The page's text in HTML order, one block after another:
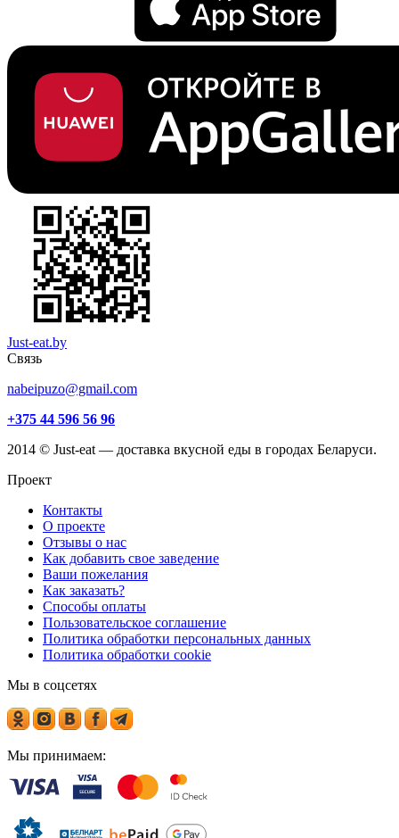
Just-eat.by
Связь
nabeipuzo@gmail.com
+375 44 596 56 96
2014 © Just-eat — доставка вкусной еды в городах Беларуси.
Проект
Контакты
О проекте
Отзывы о нас
Как добавить свое заведение
Ваши пожелания
Как заказать?
Способы оплаты
Пользовательское соглашение
Политика обработки персональных данных
Политика обработки cookie
Мы в соцсетях
Мы принимаем: